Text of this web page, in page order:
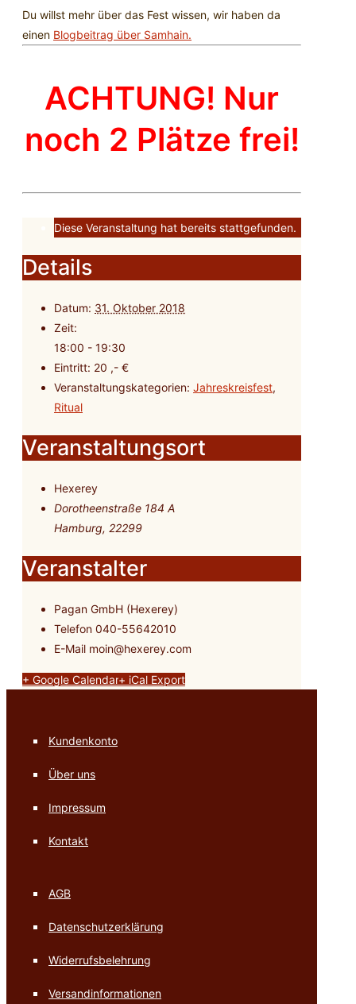
Du willst mehr über das Fest wissen, wir haben da
einen Blogbeitrag über Samhain.
ACHTUNG! Nur
noch 2 Plätze frei!
Diese Veranstaltung hat bereits stattgefunden.
Details
Datum: 31. Oktober 2018
Zeit:
18:00 - 19:30
Eintritt: 20 ,- €
Veranstaltungskategorien: Jahreskreisfest,
Ritual
Veranstaltungsort
Hexerey
Dorotheenstraße 184 A
Hamburg, 22299
Veranstalter
Pagan GmbH (Hexerey)
Telefon 040-55642010
E-Mail moin@hexerey.com
+ Google Calendar+ iCal Export
Kundenkonto
Über uns
Impressum
Kontakt
AGB
Datenschutzerklärung
Widerrufsbelehrung
Versandinformationen